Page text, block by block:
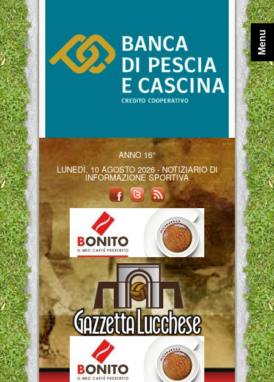
ANNO 16°
LUNEDÌ, 10 AGOSTO 2026 - NOTIZIARIO DI
INFORMAZIONE SPORTIVA
Menu